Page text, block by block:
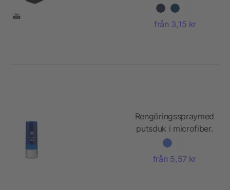
bomull
från 3,15 kr
Rengöringsspraymed
putsduk i microfiber.
från 5,57 kr